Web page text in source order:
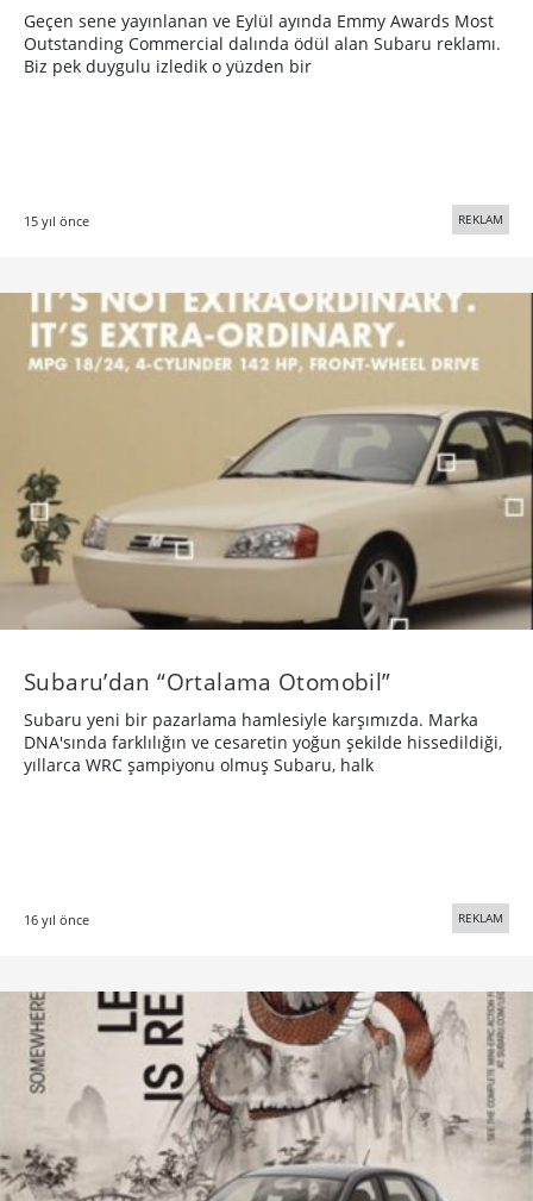
Geçen sene yayınlanan ve Eylül ayında Emmy Awards Most
Outstanding Commercial dalında ödül alan Subaru reklamı.
Biz pek duygulu izledik o yüzden bir
15 yıl önce REKLAM
Subaru’dan “Ortalama Otomobil”
Subaru yeni bir pazarlama hamlesiyle karşımızda. Marka
DNA'sında farklılığın ve cesaretin yoğun şekilde hissedildiği,
yıllarca WRC şampiyonu olmuş Subaru, halk
16 yıl önce REKLAM